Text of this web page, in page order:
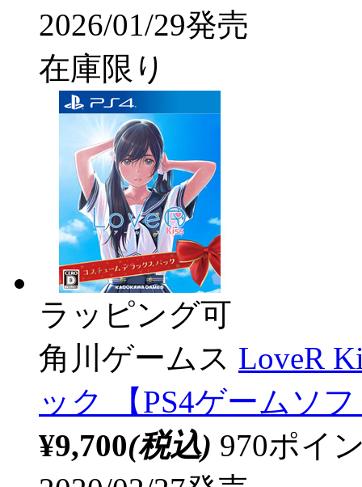
2026/01/29発売
在庫限り
ラッピング可
角川ゲームス LoveR
ック 【PS4ゲームソ
¥9,700(税込) 970ポイ